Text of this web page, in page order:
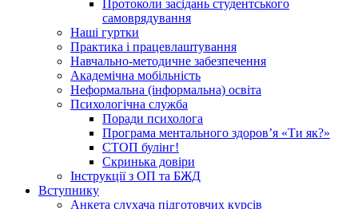
Протоколи засідань студентського
самоврядування
Наші гуртки
Практика і працевлаштування
Навчально-методичне забезпечення
Академічна мобільність
Неформальна (інформальна) освіта
Психологічна служба
Поради психолога
Програма ментального здоров’я «Ти як?»
СТОП булінг!
Скринька довіри
Інструкції з ОП та БЖД
Вступнику
Анкета слухача підготовчих курсів